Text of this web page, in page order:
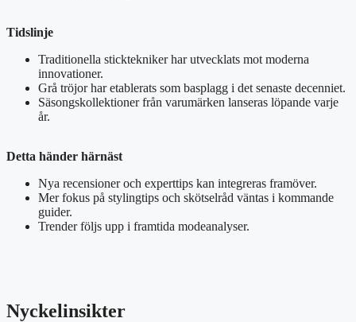
Tidslinje
Traditionella sticktekniker har utvecklats mot moderna
innovationer.
Grå tröjor har etablerats som basplagg i det senaste decenniet.
Säsongskollektioner från varumärken lanseras löpande varje
år.
Detta händer härnäst
Nya recensioner och experttips kan integreras framöver.
Mer fokus på stylingtips och skötselråd väntas i kommande
guider.
Trender följs upp i framtida modeanalyser.
Nyckelinsikter